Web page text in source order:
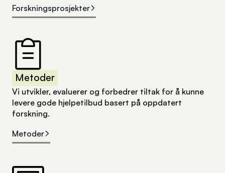
Forskningsprosjekter
Metoder
Vi utvikler, evaluerer og forbedrer tiltak for å kunne
levere gode hjelpetilbud basert på oppdatert
forskning.
Metoder